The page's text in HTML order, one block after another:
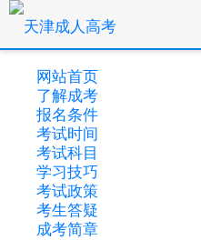
网站首页
了解成考
报名条件
考试时间
考试科目
学习技巧
考试政策
考生答疑
成考简章